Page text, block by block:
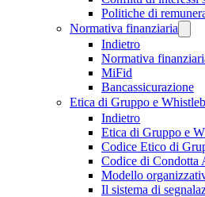
Politiche di
Normativa finanziaria
Indietro
Normativa
MiFid
Bancassicurazione
Etica di Gruppo e
Indietro
Etica di Gruppo e
Codice Etico di
Codice di Condotta
Modello
Il sistema di